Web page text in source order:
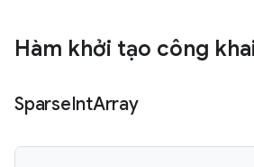
Hàm khởi tạo công
SparseIntArray